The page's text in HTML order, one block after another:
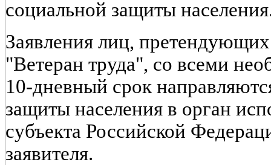
социальной защиты
Заявления лиц,
"Ветеран труда", со всеми
10-дневный срок
защиты населения в орган
субъекта Российской
заявителя.